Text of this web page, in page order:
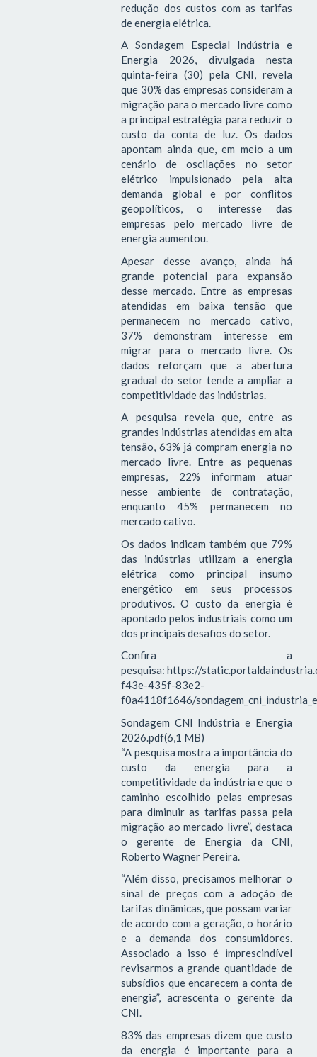
redução dos custos com as tarifas
de energia elétrica.
A Sondagem Especial Indústria e
Energia 2026, divulgada nesta
quinta-feira (30) pela CNI, revela
que 30% das empresas consideram a
migração para o mercado livre como
a principal estratégia para reduzir o
custo da conta de luz. Os dados
apontam ainda que, em meio a um
cenário de oscilações no setor
elétrico impulsionado pela alta
demanda global e por conflitos
geopolíticos, o interesse das
empresas pelo mercado livre de
energia aumentou.
Apesar desse avanço, ainda há
grande potencial para expansão
desse mercado. Entre as empresas
atendidas em baixa tensão que
permanecem no mercado cativo,
37% demonstram interesse em
migrar para o mercado livre. Os
dados reforçam que a abertura
gradual do setor tende a ampliar a
competitividade das indústrias.
A pesquisa revela que, entre as
grandes indústrias atendidas em alta
tensão, 63% já compram energia no
mercado livre. Entre as pequenas
empresas, 22% informam atuar
nesse ambiente de contratação,
enquanto 45% permanecem no
mercado cativo.
Os dados indicam também que 79%
das indústrias utilizam a energia
elétrica como principal insumo
energético em seus processos
produtivos. O custo da energia é
apontado pelos industriais como um
dos principais desafios do setor.
Confira a
pesquisa: https://
f43e-435f-83e2-
f0a4118f1646/
Sondagem CNI Indústria e Energia
2026.pdf(6,1 MB)
“A pesquisa mostra a importância do
custo da energia para a
competitividade da indústria e que o
caminho escolhido pelas empresas
para diminuir as tarifas passa pela
migração ao mercado livre”, destaca
o gerente de Energia da CNI,
Roberto Wagner Pereira.
“Além disso, precisamos melhorar o
sinal de preços com a adoção de
tarifas dinâmicas, que possam variar
de acordo com a geração, o horário
e a demanda dos consumidores.
Associado a isso é imprescindível
revisarmos a grande quantidade de
subsídios que encarecem a conta de
energia”, acrescenta o gerente da
CNI.
83% das empresas dizem que custo
da energia é importante para a